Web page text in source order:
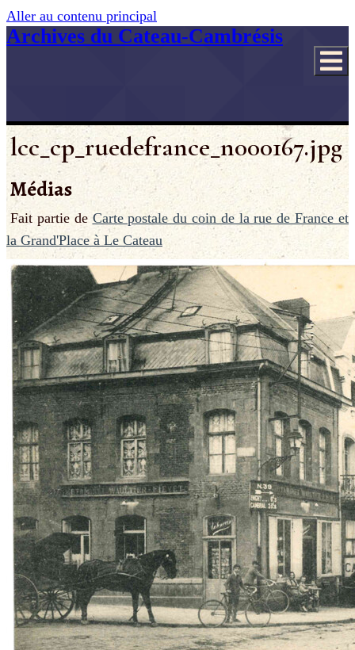
Aller au contenu principal
Archives du Cateau-Cambrésis
lcc_cp_ruedefrance_n000167.jpg
Médias
Fait partie de Carte postale du coin de la rue de France et
la Grand'Place à Le Cateau